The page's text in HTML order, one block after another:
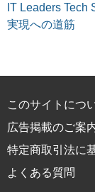
IT Leaders Tech
実現への道筋
このサイトにつ
広告掲載のご案
特定商取引法に
よくある質問